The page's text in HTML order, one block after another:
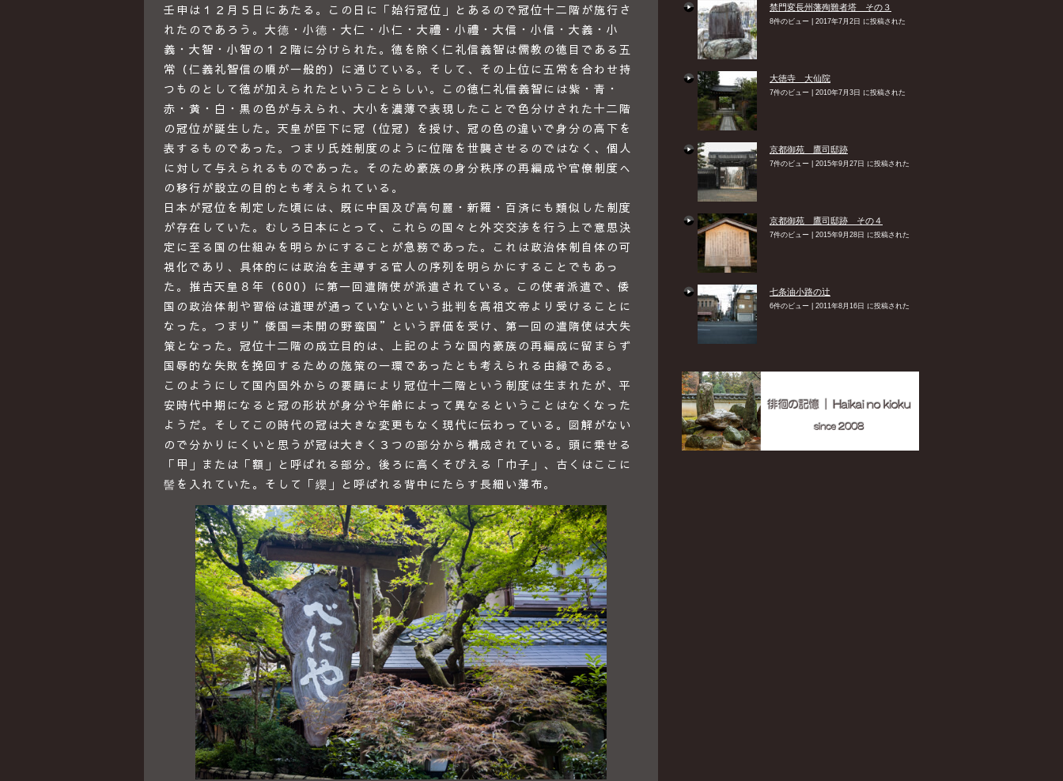
壬申は１２月５日にあたる。この日に「始行冠位」とあるので冠位十二階が施行さ
れたのであろう。大德・小德・大仁・小仁・大禮・小禮・大信・小信・大義・小
義・大智・小智の１２階に分けられた。徳を除く仁礼信義智は儒教の徳目である五
常（仁義礼智信の順が一般的）に通じている。そして、その上位に五常を合わせ持
つものとして徳が加えられたということらしい。この徳仁礼信義智には紫・青・
赤・黄・白・黒の色が与えられ、大小を濃薄で表現したことで色分けされた十二階
の冠位が誕生した。天皇が臣下に冠（位冠）を授け、冠の色の違いで身分の高下を
表するものであった。つまり氏姓制度のように位階を世襲させるのではなく、個人
に対して与えられるものであった。そのため豪族の身分秩序の再編成や官僚制度へ
の移行が設立の目的とも考えられている。
日本が冠位を制定した頃には、既に中国及び高句麗・新羅・百済にも類似した制度
が存在していた。むしろ日本にとって、これらの国々と外交交渉を行う上で意思決
定に至る国の仕組みを明らかにすることが急務であった。これは政治体制自体の可
視化であり、具体的には政治を主導する官人の序列を明らかにすることでもあっ
た。推古天皇８年（600）に第一回遣隋使が派遣されている。この使者派遣で、倭
国の政治体制や習俗は道理が通っていないという批判を髙祖文帝より受けることに
なった。つまり”倭国＝未開の野蛮国”という評価を受け、第一回の遣隋使は大失
策となった。冠位十二階の成立目的は、上記のような国内豪族の再編成に留まらず
国辱的な失敗を挽回するための施策の一環であったとも考えられる由縁である。
このようにして国内国外からの要請により冠位十二階という制度は生まれたが、平
安時代中期になると冠の形状が身分や年齢によって異なるということはなくなった
ようだ。そしてこの時代の冠は大きな変更もなく現代に伝わっている。図解がない
ので分かりにくいと思うが冠は大きく３つの部分から構成されている。頭に乗せる
「甲」または「額」と呼ばれる部分。後ろに高くそびえる「巾子」、古くはここに
髻を入れていた。そして「纓」と呼ばれる背中にたらす長細い薄布。
禁門変長州藩殉難者塔 その３
8件のビュー 2017年7月2日 に投稿された
大徳寺 大仙院
7件のビュー 2010年7月3日 に投稿された
京都御苑 鷹司邸跡
7件のビュー 2015年9月27日 に投稿された
京都御苑 鷹司邸跡 その４
7件のビュー 2015年9月28日 に投稿された
七条油小路の辻
6件のビュー 2011年8月16日 に投稿された